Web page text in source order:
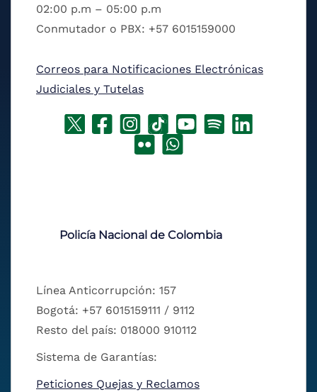
02:00 p.m – 05:00 p.m
Conmutador o PBX: +57 6015159000
Correos para Notificaciones Electrónicas
Judiciales y Tutelas
Policía Nacional de Colombia
Línea Anticorrupción: 157
Bogotá: +57 6015159111 / 9112
Resto del país: 018000 910112
Sistema de Garantías:
Peticiones Quejas y Reclamos